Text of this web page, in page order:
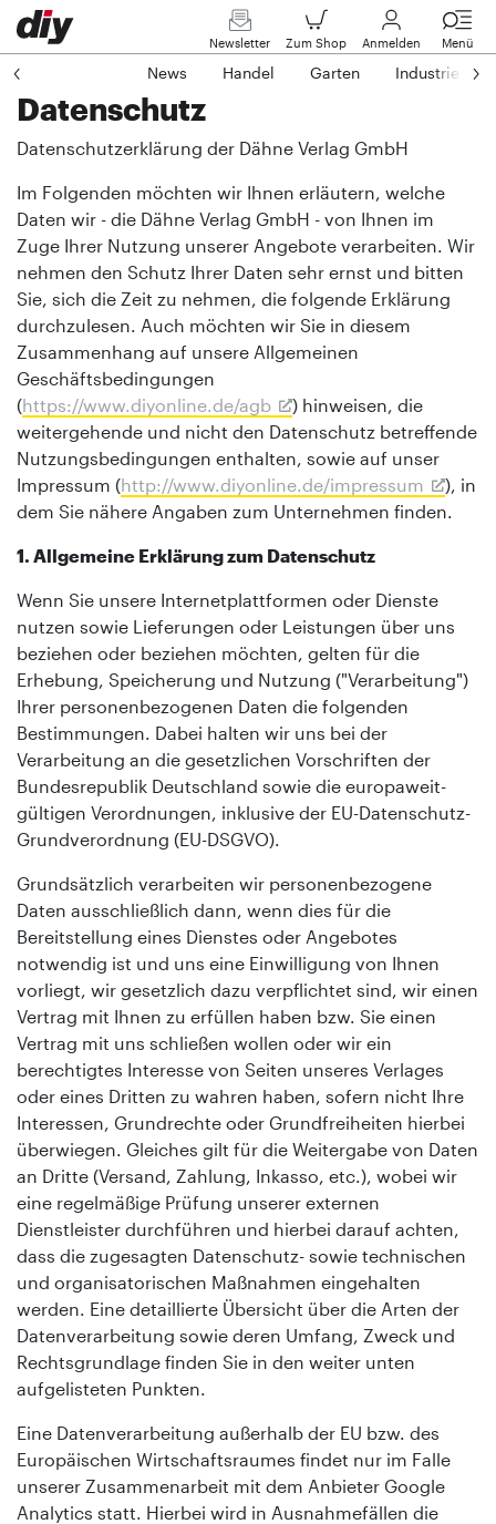
Newsletter Zum Shop Anmelden Menü
News Handel Garten Industrie
Datenschutz
Datenschutzerklärung der Dähne Verlag GmbH
Im Folgenden möchten wir Ihnen erläutern, welche
Daten wir - die Dähne Verlag GmbH - von Ihnen im
Zuge Ihrer Nutzung unserer Angebote verarbeiten. Wir
nehmen den Schutz Ihrer Daten sehr ernst und bitten
Sie, sich die Zeit zu nehmen, die folgende Erklärung
durchzulesen. Auch möchten wir Sie in diesem
Zusammenhang auf unsere Allgemeinen
Geschäftsbedingungen
(https://www.diyonline.de/agb
) hinweisen, die
weitergehende und nicht den Datenschutz betreffende
Nutzungsbedingungen enthalten, sowie auf unser
Impressum (http://www.diyonline.de/impressum
), in
dem Sie nähere Angaben zum Unternehmen finden.
1. Allgemeine Erklärung zum Datenschutz
Wenn Sie unsere Internetplattformen oder Dienste
nutzen sowie Lieferungen oder Leistungen über uns
beziehen oder beziehen möchten, gelten für die
Erhebung, Speicherung und Nutzung ("Verarbeitung")
Ihrer personenbezogenen Daten die folgenden
Bestimmungen. Dabei halten wir uns bei der
Verarbeitung an die gesetzlichen Vorschriften der
Bundesrepublik Deutschland sowie die europaweit-
gültigen Verordnungen, inklusive der EU-Datenschutz-
Grundverordnung (EU-DSGVO).
Grundsätzlich verarbeiten wir personenbezogene
Daten ausschließlich dann, wenn dies für die
Bereitstellung eines Dienstes oder Angebotes
notwendig ist und uns eine Einwilligung von Ihnen
vorliegt, wir gesetzlich dazu verpflichtet sind, wir einen
Vertrag mit Ihnen zu erfüllen haben bzw. Sie einen
Vertrag mit uns schließen wollen oder wir ein
berechtigtes Interesse von Seiten unseres Verlages
oder eines Dritten zu wahren haben, sofern nicht Ihre
Interessen, Grundrechte oder Grundfreiheiten hierbei
überwiegen. Gleiches gilt für die Weitergabe von Daten
an Dritte (Versand, Zahlung, Inkasso, etc.), wobei wir
eine regelmäßige Prüfung unserer externen
Dienstleister durchführen und hierbei darauf achten,
dass die zugesagten Datenschutz- sowie technischen
und organisatorischen Maßnahmen eingehalten
werden. Eine detaillierte Übersicht über die Arten der
Datenverarbeitung sowie deren Umfang, Zweck und
Rechtsgrundlage finden Sie in den weiter unten
aufgelisteten Punkten.
Eine Datenverarbeitung außerhalb der EU bzw. des
Europäischen Wirtschaftsraumes findet nur im Falle
unserer Zusammenarbeit mit dem Anbieter Google
Analytics statt. Hierbei wird in Ausnahmefällen die